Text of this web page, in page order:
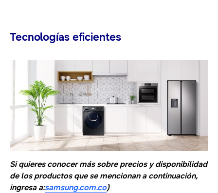
Tecnologías eficientes
Si quieres conocer más sobre precios y disponibilidad
de los productos que se mencionan a continuación,
ingresa a:samsung.com.co)